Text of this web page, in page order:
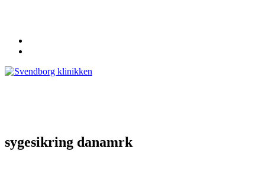
sygesikring danamrk